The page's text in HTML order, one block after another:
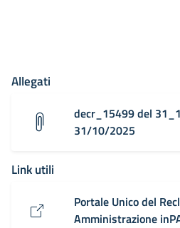
Allegati
decr_15499 del
31/10/2025
Link utili
Portale Unico del
Amministrazione